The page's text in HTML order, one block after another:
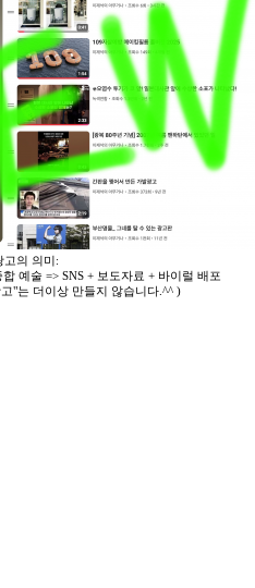
고의 의미:
예술 => SNS + 보도자료 + 바이럴 배포
"는 더이상 만들지 않습니다.^^ )